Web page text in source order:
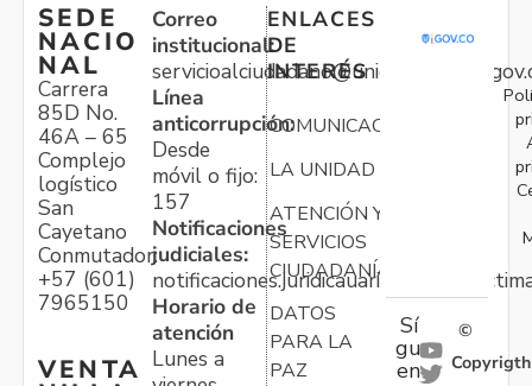
SEDE
NACIO
NAL
Carrera
85D No.
46A – 65
Complejo
logístico
San
Cayetano
Conmutador:
+57 (601)
7965150
VENTA
Correo
institucional:
Línea
anticorrupción:
Desde
móvil o fijo:
157
Notificaciones
judiciales:
Horario de
atención
Lunes a
ENLACES
DE
INTERÉS
COMUNICACIONES
LA UNIDAD
ATENCIÓN Y
SERVICIOS
CIUDADANÍA
DATOS
PARA LA
PAZ
Sí
gu
en
©
Copyrigth